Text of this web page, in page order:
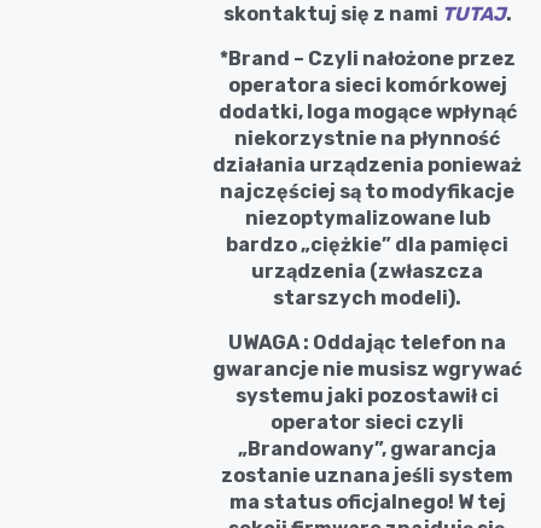
skontaktuj się z nami TUTAJ.
*Brand – Czyli nałożone przez
operatora sieci komórkowej
dodatki, loga mogące wpłynąć
niekorzystnie na płynność
działania urządzenia ponieważ
najczęściej są to modyfikacje
niezoptymalizowane lub
bardzo „ciężkie” dla pamięci
urządzenia (zwłaszcza
starszych modeli).
UWAGA : Oddając telefon na
gwarancje nie musisz wgrywać
systemu jaki pozostawił ci
operator sieci czyli
„Brandowany”, gwarancja
zostanie uznana jeśli system
ma status oficjalnego! W tej